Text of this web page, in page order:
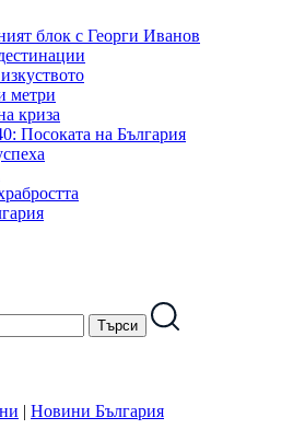
блок с Георги Иванов
метри
криза
Посоката на България
| Новини България